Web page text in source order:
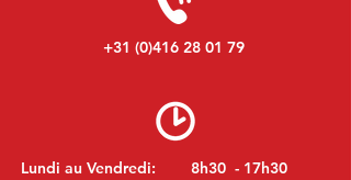
+31 (0)416 28 01 79
Lundi au Vendredi:
8h30 - 17h30